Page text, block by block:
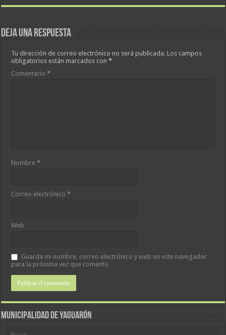
Deja una respuesta
Tu dirección de correo electrónico no será publicada. Los campos
obligatorios están marcados con*
Comentario*
Nombre*
Correo electrónico*
Web
Guarda mi nombre, correo electrónico y web en este navegador
para la próxima vez que comente.
MUNICIPALIDAD DE YAGUARÓN